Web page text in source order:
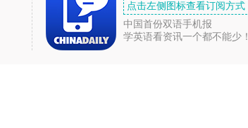
点击左侧图标查看订阅方式
中国首份双语手机报
学英语看资讯一个都不能少！